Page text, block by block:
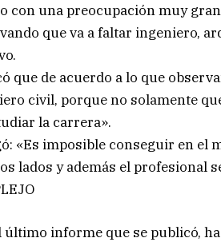
con una preocupación muy
que va a faltar ingeniero,
que de acuerdo a lo que
civil, porque no solamente
la carrera».
«Es imposible conseguir en el
lados y además el profesional
último informe que se publicó,